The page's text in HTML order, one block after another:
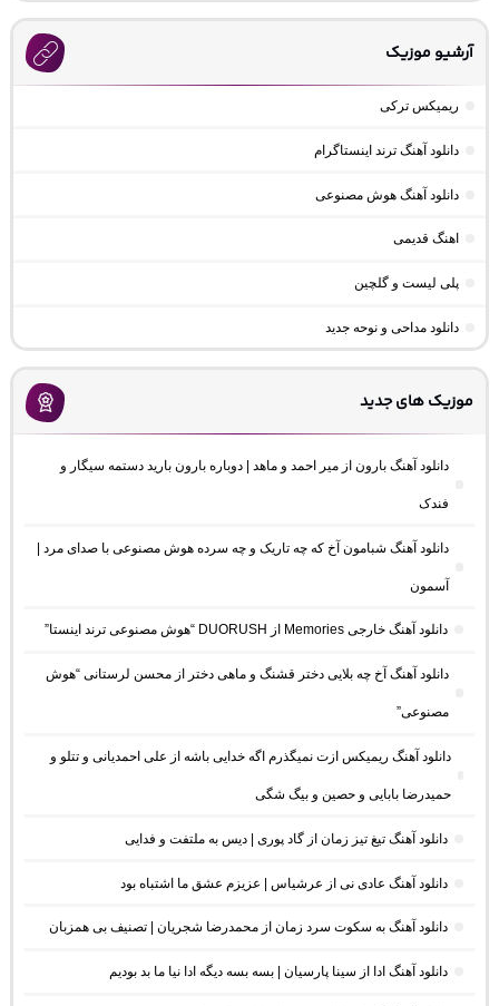
آرشیو موزیک
ریمیکس ترکی
دانلود آهنگ ترند اینستاگرام
دانلود آهنگ هوش مصنوعی
اهنگ قدیمی
پلی لیست و گلچین
دانلود مداحی و نوحه جدید
موزیک های جدید
دانلود آهنگ بارون از میر احمد و ماهد | دوباره بارون بارید دستمه سیگار و
فندک
دانلود آهنگ شبامون آخ که چه تاریک و چه سرده هوش مصنوعی با صدای مرد |
آسمون
دانلود آهنگ خارجی Memories از DUORUSH “هوش مصنوعی ترند اینستا”
دانلود آهنگ آخ چه بلایی دختر قشنگ و ماهی دختر از محسن لرستانی “هوش
مصنوعی”
دانلود آهنگ ریمیکس ازت نمیگذرم اگه خدایی باشه از علی احمدیانی و تتلو و
حمیدرضا بابایی و حصین و بیگ شگی
دانلود آهنگ تیغ تیز زمان از گاد پوری | دیس به ملتفت و فدایی
دانلود آهنگ عادی نی از عرشیاس | عزیزم عشق ما اشتباه بود
دانلود آهنگ به سکوت سرد زمان از محمدرضا شجریان | تصنیف بی همزبان
دانلود آهنگ ادا از سینا پارسیان | بسه بسه دیگه ادا نیا ما بد بودیم